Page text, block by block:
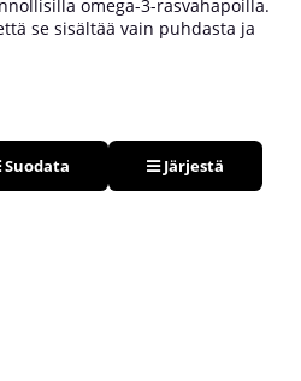
omega-3-rasvahapoilla.
se sisältää vain puhdasta ja
jolla on Friends of the Sea -
kalastus- ja
stabiilisuuden varmistamiseksi
estää kalamiehen öljyn
Suodata Järjestä